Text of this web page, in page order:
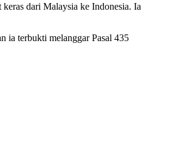
keras dari Malaysia ke Indonesia. Ia
ia terbukti melanggar Pasal 435